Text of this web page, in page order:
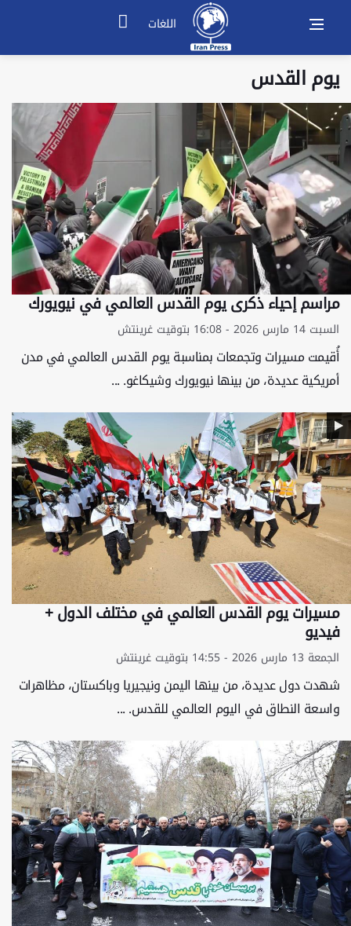
اللغات
يوم القدس
مراسم إحياء ذكرى يوم القدس العالمي في نيويورك
السبت 14 مارس 2026 - 16:08 بتوقيت غرينتش
أُقيمت مسيرات وتجمعات بمناسبة يوم القدس العالمي في مدن
أمريكية عديدة، من بينها نيويورك وشيكاغو. ...
مسيرات يوم القدس العالمي في مختلف الدول +
فيديو
الجمعة 13 مارس 2026 - 14:55 بتوقيت غرينتش
شهدت دول عديدة، من بينها اليمن ونيجيريا وباكستان، مظاهرات
واسعة النطاق في اليوم العالمي للقدس. ...